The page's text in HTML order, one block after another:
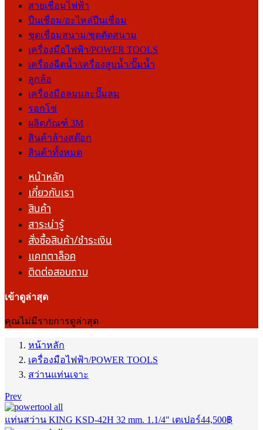
สายเชื่อมไฟฟ้า
ปืนเชื่อม/อะไหล่ปืนเชื่อม
ชุดเชื่อมสนาม/ชุดตัดสนาม
เครื่องมือไฟฟ้า/POWER TOOLS
เครื่องฉีดน้ำ/เครื่องสูบน้ำ/ปั๊มน้ำ
ลูกล้อ
เครื่องมือลมและปั๊มลม
รอกโซ่
ผลิตภัณฑ์ 3M
สินค้าล้างสต๊อก
สินค้าทั้งหมด
หน้าหลัก
เกี่ยวกับเรา
สินค้า
สาระน่ารู้
สั่งซื้อสินค้า/ชำระเงิน
แคทตาล็อค
ติดต่อสอบถาม
เข้าดูล่าสุด
คุณไม่มีรายการดูล่าสุด
หน้าหลัก
เครื่องมือไฟฟ้า/POWER TOOLS
สว่านแท่นเจาะ
Prev
แท่นสว่าน KING KSD-42H 32 mm. 1.1/4" เตเปอร์44,500฿